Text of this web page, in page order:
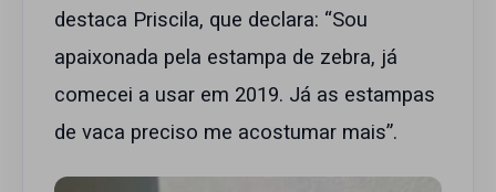
destaca Priscila, que declara: “Sou
apaixonada pela estampa de zebra, já
comecei a usar em 2019. Já as estampas
de vaca preciso me acostumar mais”.